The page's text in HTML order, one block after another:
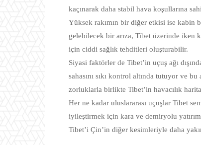
kaçınarak daha stabil hava koşullarına
Yüksek rakımın bir diğer etkisi ise kabin
gelebilecek bir arıza, Tibet üzerinde
için ciddi sağlık tehditleri oluşturabilir.
Siyasi faktörler de Tibet’in uçuş ağı
sahasını sıkı kontrol altında tutuyor ve
zorluklarla birlikte Tibet’in havacılık
Her ne kadar uluslararası uçuşlar Tibet
iyileştirmek için kara ve demiryolu
Tibet’i Çin’in diğer kesimleriyle daha